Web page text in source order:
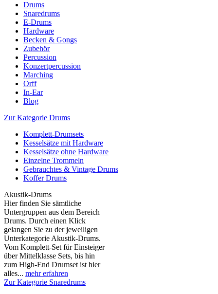
Drums
Snaredrums
E-Drums
Hardware
Becken & Gongs
Zubehör
Percussion
Konzertpercussion
Marching
Orff
In-Ear
Blog
Zur Kategorie Drums
Komplett-Drumsets
Kesselsätze mit Hardware
Kesselsätze ohne Hardware
Einzelne Trommeln
Gebrauchtes & Vintage Drums
Koffer Drums
Akustik-Drums
Hier finden Sie sämtliche
Untergruppen aus dem Bereich
Drums. Durch einen Klick
gelangen Sie zu der jeweiligen
Unterkategorie Akustik-Drums.
Vom Komplett-Set für Einsteiger
über Mittelklasse Sets, bis hin
zum High-End Drumset ist hier
alles... mehr erfahren
Zur Kategorie Snaredrums